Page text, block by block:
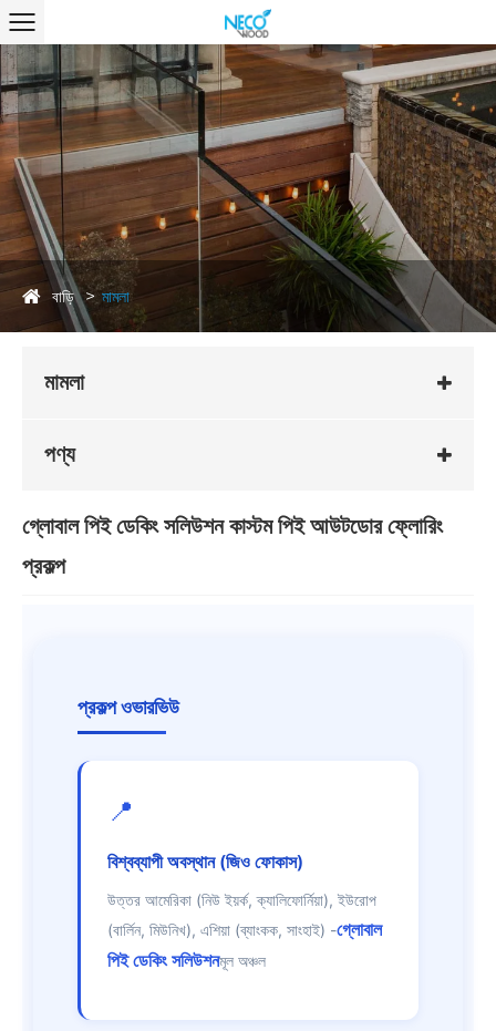
বাড়ি মামলা
মামলা
পণ্য
গ্লোবাল পিই ডেকিং সলিউশন কাস্টম পিই আউটডোর ফ্লোরিং
প্রকল্প
প্রকল্প ওভারভিউ
📍
বিশ্বব্যাপী অবস্থান (জিও ফোকাস)
উত্তর আমেরিকা (নিউ ইয়র্ক, ক্যালিফোর্নিয়া), ইউরোপ
(বার্লিন, মিউনিখ), এশিয়া (ব্যাংকক, সাংহাই) -গ্লোবাল
পিই ডেকিং সলিউশনমূল অঞ্চল